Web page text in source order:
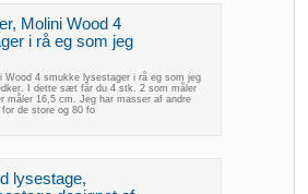
Molini Wood 4
i rå eg som jeg
Wood 4 smukke lysestager i rå eg som jeg
I dette sæt får du 4 stk. 2 som måler
måler 16,5 cm. Jeg har masser af andre
de store og 80 fo
lysestage,